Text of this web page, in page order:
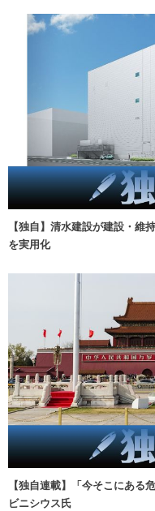
【独自】清水建設が建設・維
を実用化
【独自連載】「今そこにあ
ビニシウス氏